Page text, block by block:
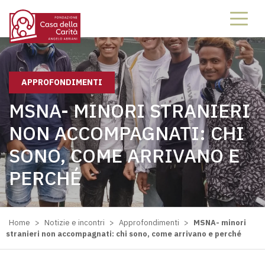
APPROFONDIMENTI
MSNA- MINORI STRANIERI
NON ACCOMPAGNATI: CHI
SONO, COME ARRIVANO E
PERCHÉ
Home > Notizie e incontri > Approfondimenti > MSNA- minori
stranieri non accompagnati: chi sono, come arrivano e perché